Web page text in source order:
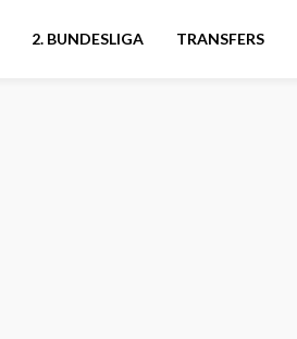
2. BUNDESLIGA TRANSFERS